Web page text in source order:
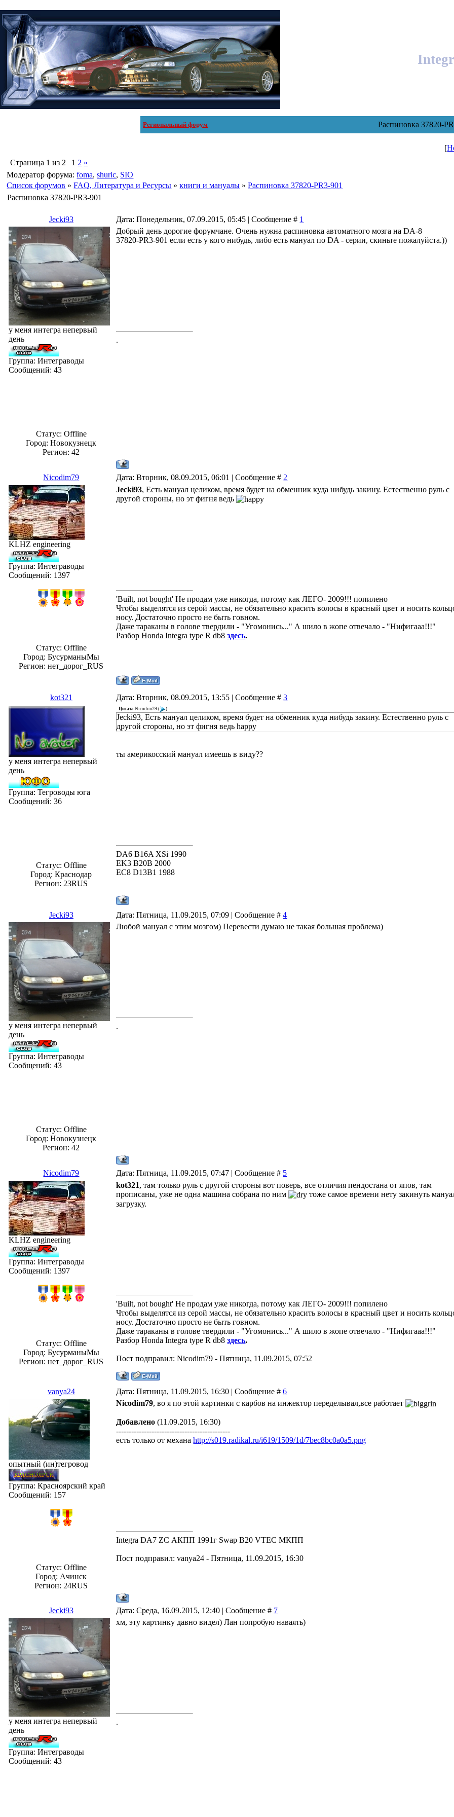
Региональный форум Распиновка 37820-
[
Страница 1 из 2 1 2 »
Модератор форума:foma,shuric, SIO
Список форумов » FAQ, Литература и Pесурсы » книги и мануалы » Распиновка 37820-PR3-901
Распиновка 37820-PR3-901
Jecki93 Дата: Понедельник, 07.09.2015, 05:45 | Сообщение # 1
у меня интегра непервый
день
Группа: Интеграводы
Сообщений:43
Статус: Offline
Город: Новокузнецк
Регион: 42
Добрый день дорогие форумчане. Очень нужна распиновка автоматного мозга на DA-8
37820-PR3-901 если есть у кого нибудь, либо есть мануал по DA - серии, скиньте пожалуйста.))
.
Nicodim79 Дата: Вторник, 08.09.2015, 06:01 | Сообщение # 2
KLHZ engineering
Группа: Интеграводы
Сообщений: 1397
Статус: Offline
Город: БусурманыМы
Регион: нет_дорог_RUS
Jecki93, Есть мануал целиком, время будет на обменник куда нибудь закину. Естественно руль с
другой стороны, но эт фигня ведь
'Built, not bought' Не продам уже никогда, потому как ЛЕГО- 2009!!! попилено
Чтобы выделятся из серой массы, не обязательно красить волосы в красный цвет и носить
носу. Достаточно просто не быть говном.
Даже тараканы в голове твердили - "Угомонись..." А шило в жопе отвечало - "Нифигааа!!!"
Разбор Honda Integra type R db8здесь.
kot321 Дата: Вторник, 08.09.2015, 13:55 | Сообщение #3
у меня интегра непервый
день
Группа: Тегроводы юга
Сообщений:36
Статус: Offline
Город: Краснодар
Регион: 23RUS
Цитата Nicodim79 ( )
Jecki93, Есть мануал целиком, время будет на обменник куда нибудь закину. Естественно руль с
другой стороны, но эт фигня ведь happy
ты америкосский мануал имеешь в виду??
DA6 B16A XSi 1990
EK3 B20B 2000
EC8 D13B1 1988
Jecki93 Дата: Пятница, 11.09.2015, 07:09 | Сообщение #4
у меня интегра непервый
день
Группа: Интеграводы
Сообщений:43
Статус: Offline
Город: Новокузнецк
Регион: 42
Любой мануал с этим мозгом) Перевести думаю не такая большая проблема)
.
Nicodim79 Дата: Пятница, 11.09.2015, 07:47 | Сообщение # 5
KLHZ engineering
Группа: Интеграводы
Сообщений: 1397
Статус: Offline
Город: БусурманыМы
Регион: нет_дорог_RUS
kot321, там только руль с другой стороны вот поверь, все отличия пендостана от япов, там
прописаны, уже не одна машина собрана по ним
тоже самое времени нету закинуть
загрузку.
'Built, not bought' Не продам уже никогда, потому как ЛЕГО- 2009!!! попилено
Чтобы выделятся из серой массы, не обязательно красить волосы в красный цвет и носить
носу. Достаточно просто не быть говном.
Даже тараканы в голове твердили - "Угомонись..." А шило в жопе отвечало - "Нифигааа!!!"
Разбор Honda Integra type R db8здесь.
Пост подправил:Nicodim79 -Пятница, 11.09.2015, 07:52
vanya24 Дата: Пятница, 11.09.2015, 16:30 | Сообщение #6
опытный (ин)тегровод
Группа: Красноярский край
Сообщений: 157
Статус: Offline
Город: Ачинск
Регион: 24RUS
Nicodim79, во я по этой картинки с карбов на инжектор переделывал,все работает
Добавлено (11.09.2015, 16:30)
---------------------------------------------
есть только от механаhttp://s019.radikal.ru/i619/1509/1d/7bec8bc0a0a5.png
Integra DA7 ZC АКПП 1991г Swap B20 VTEC МКПП
Пост подправил:vanya24 -Пятница, 11.09.2015, 16:30
Jecki93 Дата: Среда, 16.09.2015, 12:40 | Сообщение # 7
у меня интегра непервый
день
Группа: Интеграводы
Сообщений:43
хм, эту картинку давно видел) Лан попробую наваять)
.